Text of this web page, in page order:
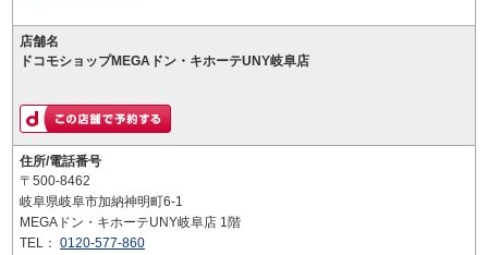
店舗名
ドコモショップMEGAドン・キホーテUNY岐阜店
住所/電話番号
〒500-8462
岐阜県岐阜市加納神明町6-1
MEGAドン・キホーテUNY岐阜店 1階
TEL： 0120-577-860